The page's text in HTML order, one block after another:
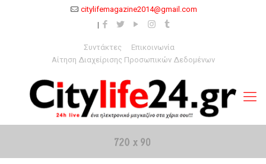
citylifemagazine2014@gmail.com
Συντάκτες
Επικοινωνία
Αίτηση Διαχείρισης Προσωπικών Δεδομένων